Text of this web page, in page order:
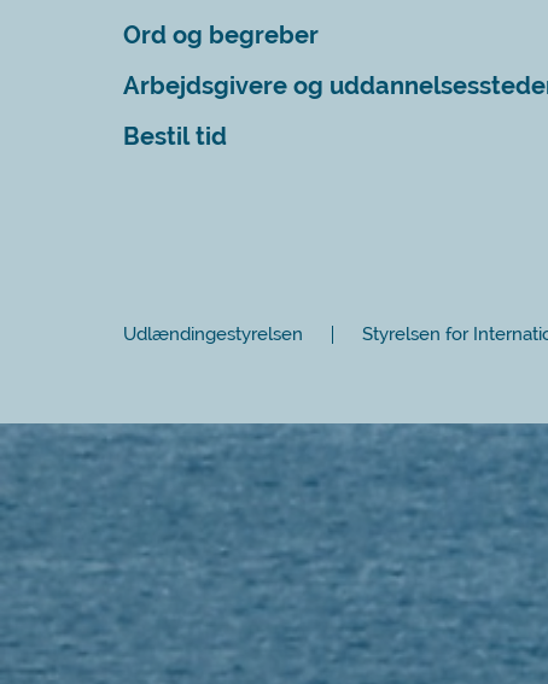
Ord og begreber
Arbejdsgivere og
Bestil tid
Udlændingestyrelsen Styrelsen for